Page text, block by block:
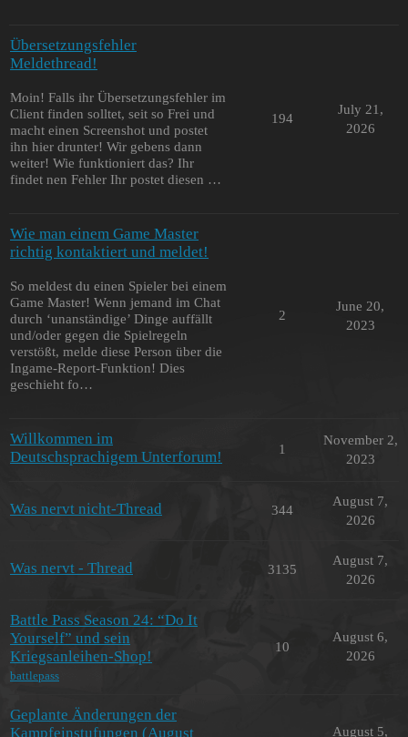
Übersetzungsfehler
Meldethread!
Moin! Falls ihr Übersetzungsfehler im
Client finden solltet, seit so Frei und
macht einen Screenshot und postet
ihn hier drunter! Wir gebens dann
weiter! Wie funktioniert das? Ihr
findet nen Fehler Ihr postet diesen …
194
July 21,
2026
Wie man einem Game Master
richtig kontaktiert und meldet!
So meldest du einen Spieler bei einem
Game Master! Wenn jemand im Chat
durch ‘unanständige’ Dinge auffällt
und/oder gegen die Spielregeln
verstößt, melde diese Person über die
Ingame-Report-Funktion! Dies
geschieht fo…
2
June 20,
2023
Willkommen im
Deutschsprachigem Unterforum!
1
November 2,
2023
Was nervt nicht-Thread 344
August 7,
2026
Was nervt - Thread 3135
August 7,
2026
Battle Pass Season 24: “Do It
Yourself” und sein
Kriegsanleihen-Shop!
battlepass
10
August 6,
2026
Geplante Änderungen der
Kampfeinstufungen (August
August 5,